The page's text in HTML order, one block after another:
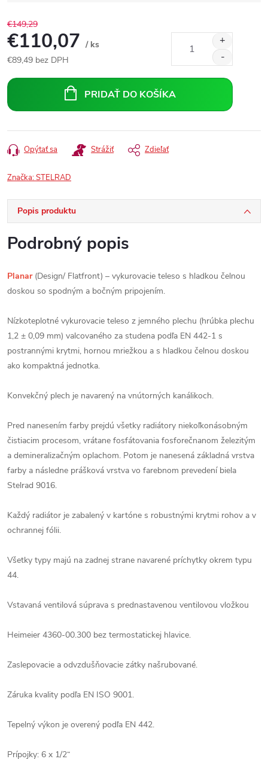
€149,29
€110,07 / ks
€89,49 bez DPH
cena:
PRIDAŤ DO KOŠÍKA
Opýtať sa Strážiť Zdieľať
Značka:STELRAD
Popis produktu
Podrobný popis
Planar(Design/ Flatfront) – vykurovacie teleso s hladkou čelnou
doskou so spodným a bočným pripojením.
Nízkoteplotné vykurovacie teleso z jemného plechu (hrúbka plechu
1,2 ± 0,09 mm) valcovaného za studena podľa EN 442-1 s
postrannými krytmi, hornou mriežkou a s hladkou čelnou doskou
ako kompaktná jednotka.
Konvekčný plech je navarený na vnútorných kanálikoch.
Pred nanesením farby prejdú všetky radiátory niekoľkonásobným
čistiacim procesom, vrátane fosfátovania fosforečnanom železitým
a demineralizačným oplachom. Potom je nanesená základná vrstva
farby a následne prášková vrstva vo farebnom prevedení biela
Stelrad 9016.
Každý radiátor je zabalený v kartóne s robustnými krytmi rohov a v
ochrannej fólii.
Všetky typy majú na zadnej strane navarené príchytky okrem typu
44.
Vstavaná ventilová súprava s prednastavenou ventilovou vložkou
Heimeier 4360-00.300 bez termostatickej hlavice.
Zaslepovacie a odvzdušňovacie zátky našrubované.
Záruka kvality podľa EN ISO 9001.
Tepelný výkon je overený podľa EN 442.
Prípojky: 6 x 1/2“